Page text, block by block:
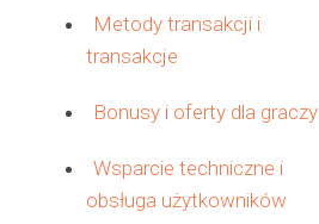
Metody transakcji i
transakcje
Bonusy i oferty dla graczy
Wsparcie techniczne i
obsługa użytkowników